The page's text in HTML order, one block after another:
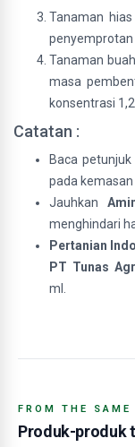
Tanaman
penyemprotan
Tanaman
masa
konsentrasi
Catatan :
Baca
pada
Jauhkan
menghindari
Pertanian
PT Tunas
ml.
FROM THE SAME
Produk-produk